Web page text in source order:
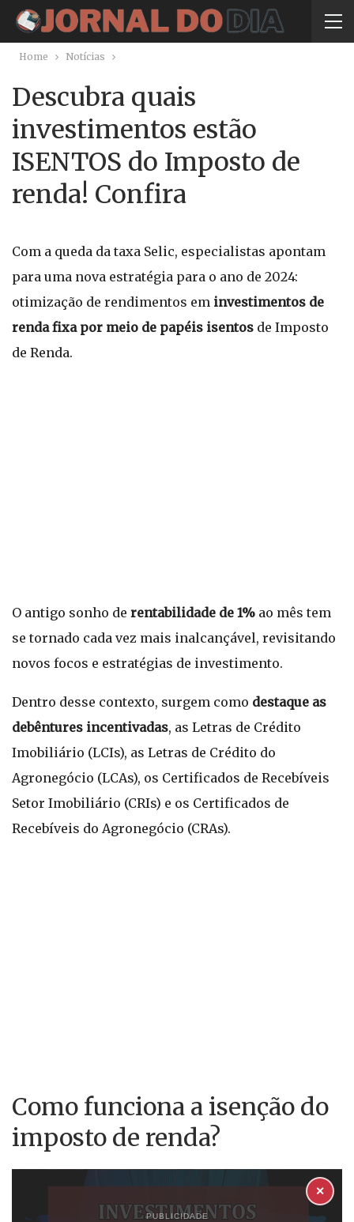
Home Notícias
Descubra quais
investimentos estão
ISENTOS do Imposto de
renda! Confira
Com a queda da taxa Selic, especialistas apontam
para uma nova estratégia para o ano de 2024:
otimização de rendimentos em investimentos de
renda fixa por meio de papéis isentos de Imposto
de Renda.
O antigo sonho de rentabilidade de 1% ao mês tem
se tornado cada vez mais inalcançável, revisitando
novos focos e estratégias de investimento.
Dentro desse contexto, surgem como destaque as
debêntures incentivadas, as Letras de Crédito
Imobiliário (LCIs), as Letras de Crédito do
Agronegócio (LCAs), os Certificados de Recebíveis
Setor Imobiliário (CRIs) e os Certificados de
Recebíveis do Agronegócio (CRAs).
Como funciona a isenção do
imposto de renda?
PUBLICIDADE
✕